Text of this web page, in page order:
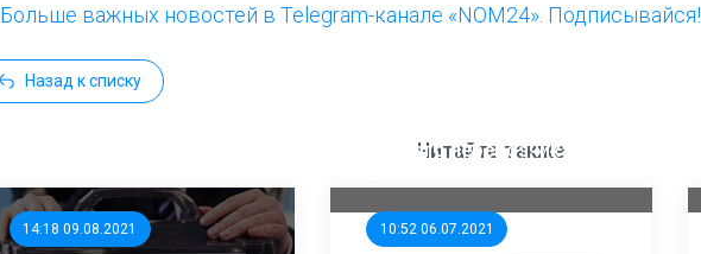
Больше важных новостей в Telegram-канале «NOM24». Подписывайся!
Назад к списку
Читайте также
14:18 09.08.2021 10:52 06.07.2021
единого перевозчика для